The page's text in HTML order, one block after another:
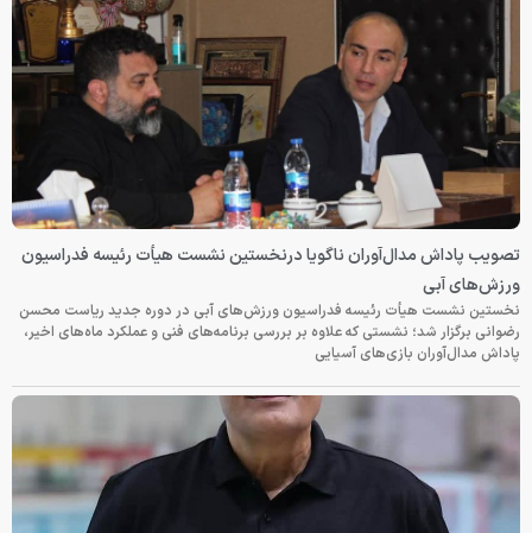
تصویب پاداش مدال‌آوران ناگویا درنخستین نشست هیأت رئیسه فدراسیون
ورزش‌های آبی
نخستین نشست هیأت رئیسه فدراسیون ورزش‌های آبی در دوره جدید ریاست محسن
رضوانی برگزار شد؛ نشستی که علاوه بر بررسی برنامه‌های فنی و عملکرد ماه‌های اخیر،
پاداش مدال‌آوران بازی‌های آسیایی